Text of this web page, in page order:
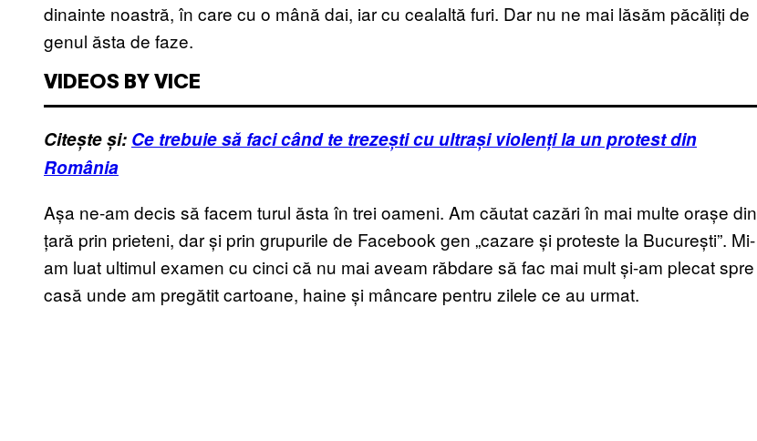
dinainte noastră, în care cu o mână dai, iar cu cealaltă furi. Dar nu ne mai lăsăm păcăliți de
genul ăsta de faze.
VIDEOS BY VICE
Citește și: Ce trebuie să faci când te trezești cu ultrași violenți la un protest din
România
Așa ne-am decis să facem turul ăsta în trei oameni. Am căutat cazări în mai multe orașe din
țară prin prieteni, dar și prin grupurile de Facebook gen „cazare și proteste la București”. Mi-
am luat ultimul examen cu cinci că nu mai aveam răbdare să fac mai mult și-am plecat spre
casă unde am pregătit cartoane, haine și mâncare pentru zilele ce au urmat.